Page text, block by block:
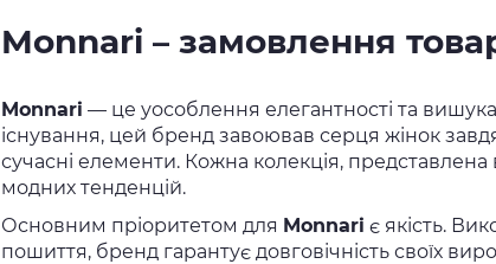
Monnari – замовлення
Monnari — це уособлення елегантності та
існування, цей бренд завоював серця жінок
сучасні елементи. Кожна колекція, представлена
модних тенденцій.
Основним пріоритетом для Monnari є якість.
пошиття, бренд гарантує довговічність своїх